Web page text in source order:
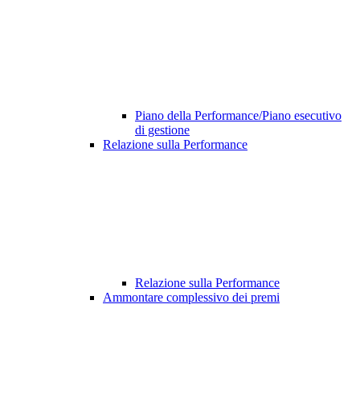
Piano della Performance/Piano esecutivo
di gestione
Relazione sulla Performance
Relazione sulla Performance
Ammontare complessivo dei premi